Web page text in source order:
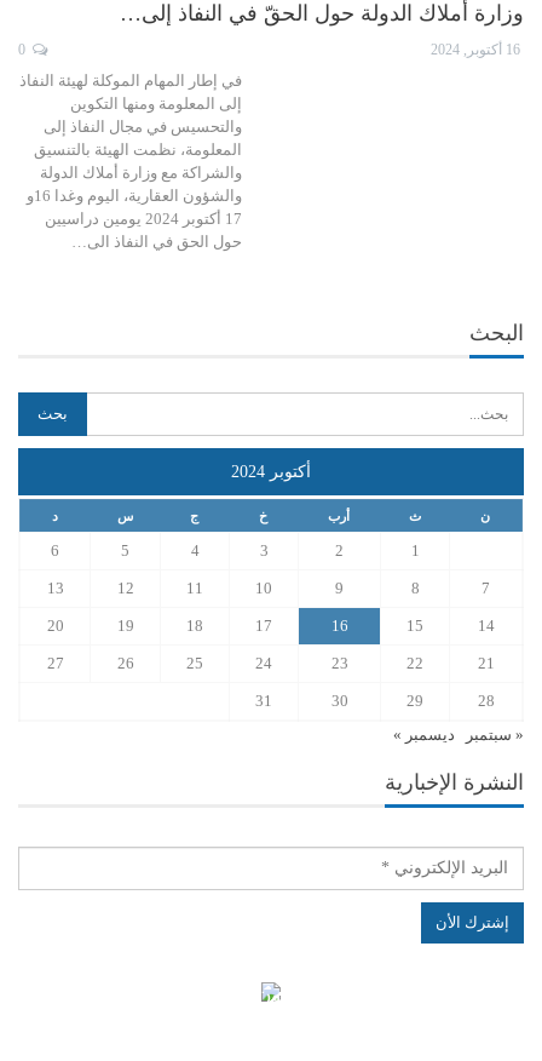
وزارة أملاك الدولة حول الحقّ في النفاذ إلى…
16 أكتوبر, 2024
في إطار المهام الموكلة لهيئة النفاذ
إلى المعلومة ومنها التكوين
والتحسيس في مجال النفاذ إلى
المعلومة، نظمت الهيئة بالتنسيق
والشراكة مع وزارة أملاك الدولة
والشؤون العقارية، اليوم وغدا 16و
17 أكتوبر 2024 يومين دراسيين
حول الحق في النفاذ الى…
البحث
أكتوبر 2024
ن ث أرب خ ج س د
1
2
3
4
5
6
7
8
9
10
11
12
13
14
15
16
17
18
19
20
21
22
23
24
25
26
27
28
29
30
31
« سبتمبر
ديسمبر »
النشرة الإخبارية
الهياكل الخاضعة لقانون النفاذ إلى المعلومة